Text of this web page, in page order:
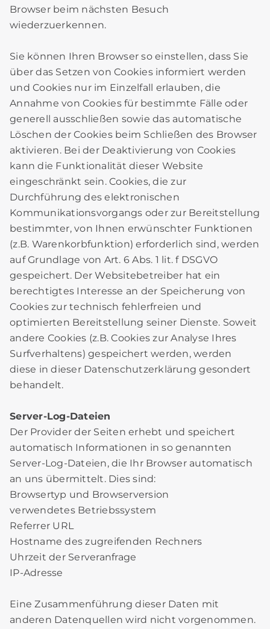
Browser beim nächsten Besuch
wiederzuerkennen.
Sie können Ihren Browser so einstellen, dass Sie
über das Setzen von Cookies informiert werden
und Cookies nur im Einzelfall erlauben, die
Annahme von Cookies für bestimmte Fälle oder
generell ausschließen sowie das automatische
Löschen der Cookies beim Schließen des Browser
aktivieren. Bei der Deaktivierung von Cookies
kann die Funktionalität dieser Website
eingeschränkt sein. Cookies, die zur
Durchführung des elektronischen
Kommunikationsvorgangs oder zur Bereitstellung
bestimmter, von Ihnen erwünschter Funktionen
(z.B. Warenkorbfunktion) erforderlich sind, werden
auf Grundlage von Art. 6 Abs. 1 lit. f DSGVO
gespeichert. Der Websitebetreiber hat ein
berechtigtes Interesse an der Speicherung von
Cookies zur technisch fehlerfreien und
optimierten Bereitstellung seiner Dienste. Soweit
andere Cookies (z.B. Cookies zur Analyse Ihres
Surfverhaltens) gespeichert werden, werden
diese in dieser Datenschutzerklärung gesondert
behandelt.
Server-Log-Dateien
Der Provider der Seiten erhebt und speichert
automatisch Informationen in so genannten
Server-Log-Dateien, die Ihr Browser automatisch
an uns übermittelt. Dies sind:
Browsertyp und Browserversion
verwendetes Betriebssystem
Referrer URL
Hostname des zugreifenden Rechners
Uhrzeit der Serveranfrage
IP-Adresse
Eine Zusammenführung dieser Daten mit
anderen Datenquellen wird nicht vorgenommen.